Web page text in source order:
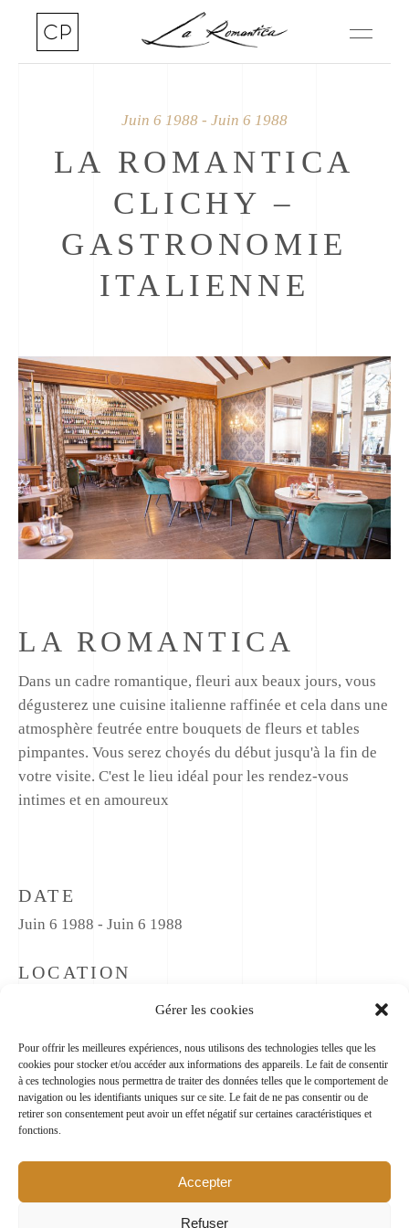
Gérer les cookies
Pour offrir les meilleures expériences, nous utilisons des technologies telles que les
cookies pour stocker et/ou accéder aux informations des appareils. Le fait de consentir
à ces technologies nous permettra de traiter des données telles que le comportement de
navigation ou les identifiants uniques sur ce site. Le fait de ne pas consentir ou de
retirer son consentement peut avoir un effet négatif sur certaines caractéristiques et
fonctions.
Accepter
Refuser
Juin 6 1988 - Juin 6 1988
LA ROMANTICA
CLICHY –
GASTRONOMIE
ITALIENNE
LA ROMANTICA
Dans un cadre romantique, fleuri aux beaux jours, vous
dégusterez une cuisine italienne raffinée et cela dans une
atmosphère feutrée entre bouquets de fleurs et tables
pimpantes. Vous serez choyés du début jusqu'à la fin de
votre visite. C'est le lieu idéal pour les rendez-vous
intimes et en amoureux
DATE
Juin 6 1988 - Juin 6 1988
LOCATION
73, bd Jean Jaurès 92110 Clichy